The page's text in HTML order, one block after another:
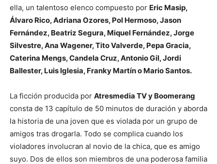
ella, un talentoso elenco compuesto por Eric Masip,
Álvaro Rico, Adriana Ozores, Pol Hermoso, Jason
Fernández, Beatriz Segura, Miquel Fernández, Jorge
Silvestre, Ana Wagener, Tito Valverde, Pepa Gracia,
Caterina Mengs, Candela Cruz, Antonio Gil, Jordi
Ballester, Luis Iglesia, Franky Martín o Mario Santos.
La ficción producida por Atresmedia TV y Boomerang
consta de 13 capítulo de 50 minutos de duración y aborda
la historia de una joven que es violada por un grupo de
amigos tras drogarla. Todo se complica cuando los
violadores involucran al novio de la chica, que es amigo
suyo. Dos de ellos son miembros de una poderosa familia